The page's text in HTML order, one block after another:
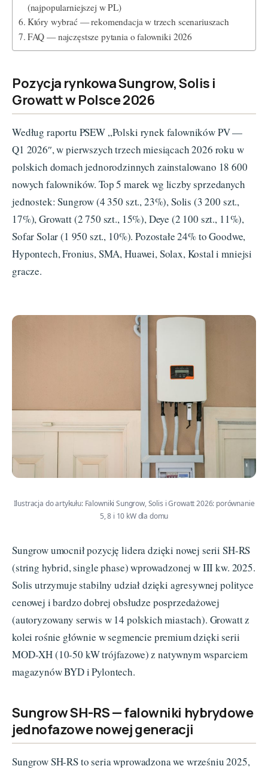
(najpopularniejszej w PL)
Który wybrać — rekomendacja w trzech scenariuszach
FAQ — najczęstsze pytania o falowniki 2026
Pozycja rynkowa Sungrow, Solis i
Growatt w Polsce 2026
Według raportu PSEW „Polski rynek falowników PV —
Q1 2026″, w pierwszych trzech miesiącach 2026 roku w
polskich domach jednorodzinnych zainstalowano 18 600
nowych falowników. Top 5 marek wg liczby sprzedanych
jednostek: Sungrow (4 350 szt., 23%), Solis (3 200 szt.,
17%), Growatt (2 750 szt., 15%), Deye (2 100 szt., 11%),
Sofar Solar (1 950 szt., 10%). Pozostałe 24% to Goodwe,
Hypontech, Fronius, SMA, Huawei, Solax, Kostal i mniejsi
gracze.
Ilustracja do artykułu: Falowniki Sungrow, Solis i Growatt 2026: porównanie
5, 8 i 10 kW dla domu
Sungrow umocnił pozycję lidera dzięki nowej serii SH-RS
(string hybrid, single phase) wprowadzonej w III kw. 2025.
Solis utrzymuje stabilny udział dzięki agresywnej polityce
cenowej i bardzo dobrej obsłudze posprzedażowej
(autoryzowany serwis w 14 polskich miastach). Growatt z
kolei rośnie głównie w segmencie premium dzięki serii
MOD-XH (10-50 kW trójfazowe) z natywnym wsparciem
magazynów BYD i Pylontech.
Sungrow SH-RS — falowniki hybrydowe
jednofazowe nowej generacji
Sungrow SH-RS to seria wprowadzona we wrześniu 2025,